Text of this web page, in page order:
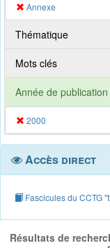
Annexe
Thématique
Mots clés
Année de publication
2000
Accès direct
Fascicules du CCTG
Résultats de